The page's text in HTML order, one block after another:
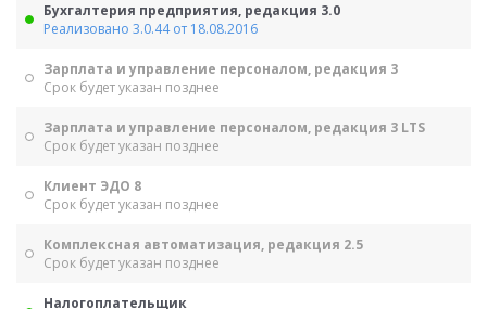
Бухгалтерия предприятия, редакция 3.0
Реализовано 3.0.44 от 18.08.2016
Зарплата и управление персоналом, редакция 3
Срок будет указан позднее
Зарплата и управление персоналом, редакция 3 LTS
Срок будет указан позднее
Клиент ЭДО 8
Срок будет указан позднее
Комплексная автоматизация, редакция 2.5
Срок будет указан позднее
Налогоплательщик